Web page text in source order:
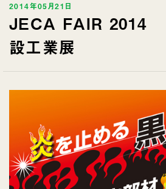
2014年05月21日
JECA FAIR
設工業展